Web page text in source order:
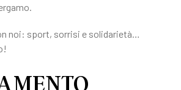
noi: sport, sorrisi e solidarietà…